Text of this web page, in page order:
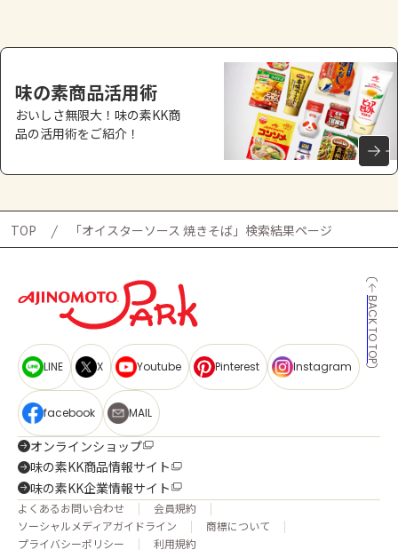
味の素商品活用術
おいしさ無限大！味の素KK商
品の活用術をご紹介！
TOP 「オイスターソース 焼きそば」検索結果ページ
BACK TO TOP
LINE X Youtube Pinterest Instagram
facebook MAIL
オンラインショップ
味の素KK商品情報サイト
味の素KK企業情報サイト
よくあるお問い合わせ
会員規約
ソーシャルメディアガイドライン
商標について
プライバシーポリシー
利用規約